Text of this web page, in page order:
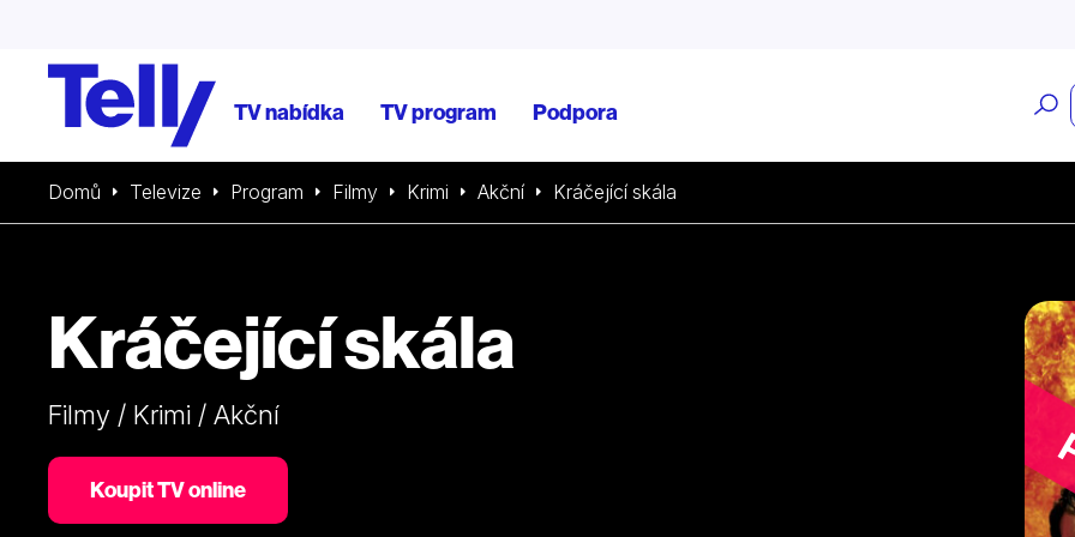
TV nabídka TV program Podpora
Domů Televize Program Filmy Krimi Akční Kráčející skála
Kráčející skála
Filmy / Krimi / Akční
Koupit TV online